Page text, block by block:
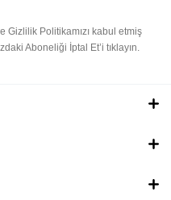
Gizlilik Politikamızı kabul etmiş
Aboneliği İptal Et’i tıklayın.